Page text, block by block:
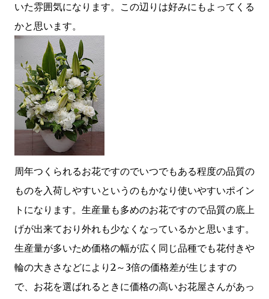
いた雰囲気になります。この辺りは好みにもよってくる
かと思います。
周年つくられるお花ですのでいつでもある程度の品質の
ものを入荷しやすいというのもかなり使いやすいポイン
トになります。生産量も多めのお花ですので品質の底上
げが出来ており外れも少なくなっているかと思います。
生産量が多いため価格の幅が広く同じ品種でも花付きや
輪の大きさなどにより2～3倍の価格差が生じますの
で、お花を選ばれるときに価格の高いお花屋さんがあっ